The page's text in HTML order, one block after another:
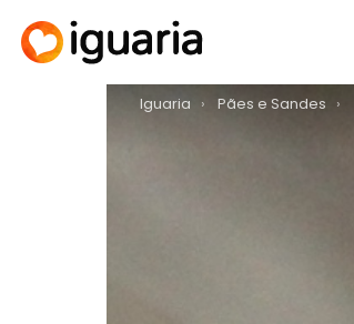
You are here:
Iguaria Pães e Sandes